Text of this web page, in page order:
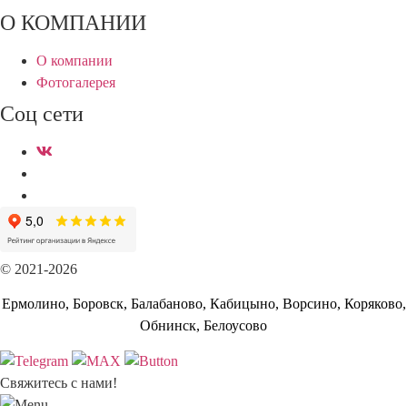
О КОМПАНИИ
О компании
Фотогалерея
Соц сети
© 2021-2026
Ермолино, Боровск, Балабаново, Кабицыно, Ворсино, Коряково,
Обнинск, Белоусово
Свяжитесь с нами!